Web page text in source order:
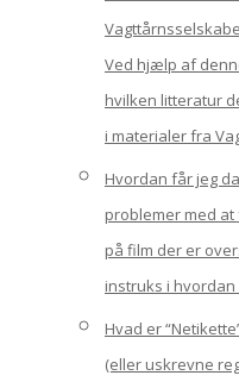
Ved hjælp af
hvilken litteratur
i materialer fra
Hvordan får jeg
problemer med
på film der er
instruks i
Hvad er
(eller uskrevne